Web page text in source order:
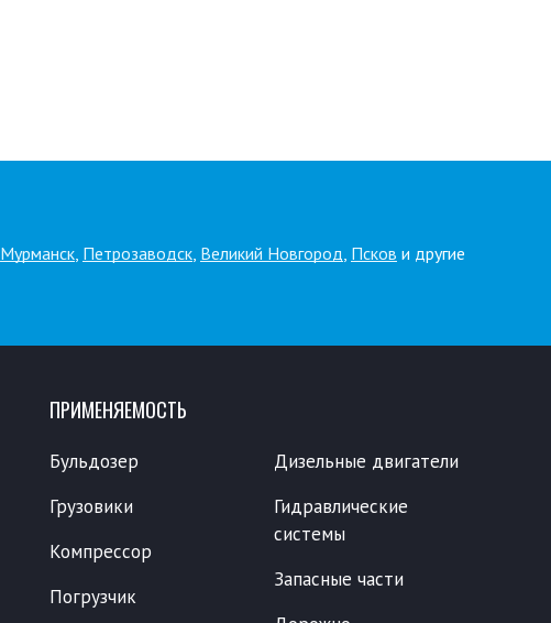
Мурманск, Петрозаводск, Великий Новгород, Псков и другие
ПРИМЕНЯЕМОСТЬ
Бульдозер
Грузовики
Компрессор
Погрузчик
Дизельные двигатели
Гидравлические
системы
Запасные части